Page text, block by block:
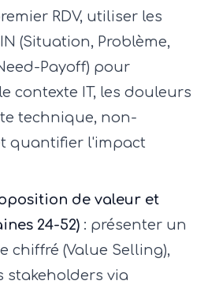
RDV, utiliser les
(Situation, Problème,
Payoff) pour
contexte IT, les douleurs
technique, non-
quantifier l'impact
de valeur et
24-52) : présenter un
chiffré (Value Selling),
stakeholders via